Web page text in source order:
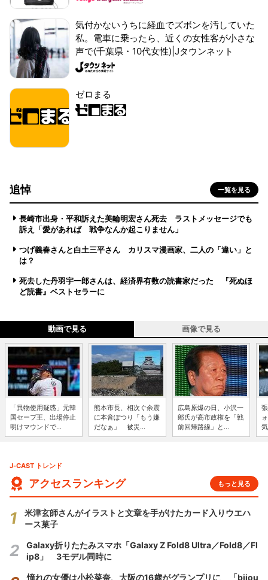
気付かないうちに経血でズボンを汚していた
私。電車に乗ったら、近くの女性客が小さな
声で(千葉県・10代女性)|Jタウンネット
ゼロまる
追悼 一覧を見る
長崎市出身・平和訴えた美輪明宏さん死去 ラストメッセージでも
訴え「愛があれば 戦争なんか起こりません」
つげ義春さんと白土三平さん カリスマ漫画家、二人の「違い」と
は？
死去した丹羽宇一郎さんは、経済界有数の読書家だった 『死ぬほ
ど読書』ベストセラーに
動画で見る 画像で見る
「異物使用疑惑」元韓
国セーブ王、出場停止
明けマウンドで...
熊本市長、相次ぐ余震
に本音ぽつり「もう嫌
だなぁ」 被災...
広島原爆の日、小沢一
郎氏が高市政権を「戦
前回帰路線」と...
J-CAST トレンド
アクセスランキング もっと見る
米津玄師さんがイラストと文章を手がけたカード入りウエハ
ース菓子
Galaxy折りたたみスマホ「Galaxy Z Fold8 Ultra／Fold8／Fl
ip8」 3モデル同時に
憧れの女優は小松菜奈、大阪の16歳がグランプリに 「bijou